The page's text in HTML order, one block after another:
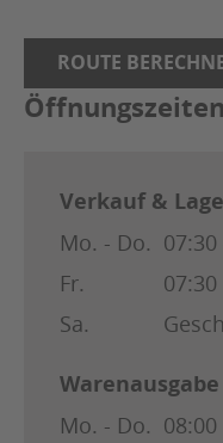
ROUTE
Öffnungszeiten
Verkauf &
Mo. - Do.
Fr.
Sa.
Warenausgabe
Mo. - Do.